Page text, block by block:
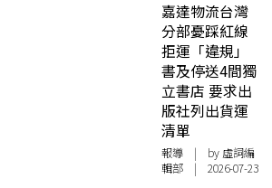
嘉達物流台灣
分部憂踩紅線
拒運「違規」
書及停送4間獨
立書店 要求出
版社列出貨運
清單
報導 | by 虛詞編
輯部 | 2026-07-23